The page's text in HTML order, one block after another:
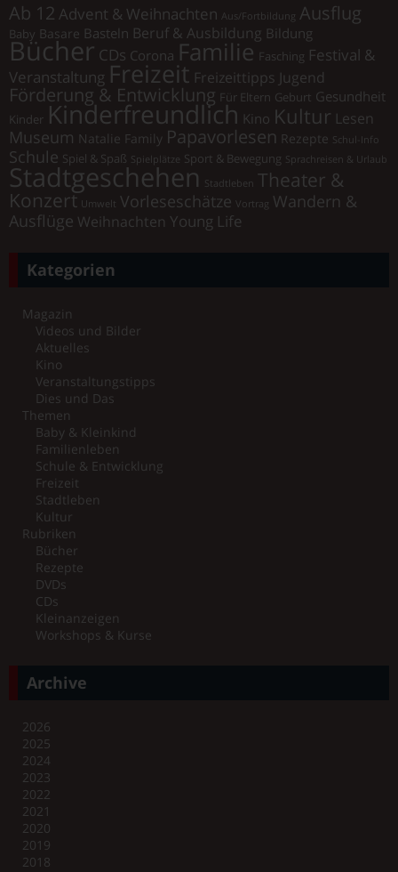
Ab 12 Advent & Weihnachten Aus/Fortbildung Ausflug
Baby Basare Basteln Beruf & Ausbildung Bildung
Bücher CDs Corona Familie Fasching Festival &
Veranstaltung Freizeit Freizeittipps Jugend
Förderung & Entwicklung Für Eltern Geburt Gesundheit
Kinder Kinderfreundlich Kino Kultur Lesen
Museum Natalie Family Papavorlesen Rezepte Schul-Info
Schule Spiel & Spaß Spielplätze Sport & Bewegung Sprachreisen & Urlaub
Stadtgeschehen Stadtleben Theater &
Konzert Umwelt Vorleseschätze Vortrag Wandern &
Ausflüge Weihnachten Young Life
Kategorien
Magazin
Videos und Bilder
Aktuelles
Kino
Veranstaltungstipps
Dies und Das
Themen
Baby & Kleinkind
Familienleben
Schule & Entwicklung
Freizeit
Stadtleben
Kultur
Rubriken
Bücher
Rezepte
DVDs
CDs
Kleinanzeigen
Workshops & Kurse
Archive
2026
2025
2024
2023
2022
2021
2020
2019
2018